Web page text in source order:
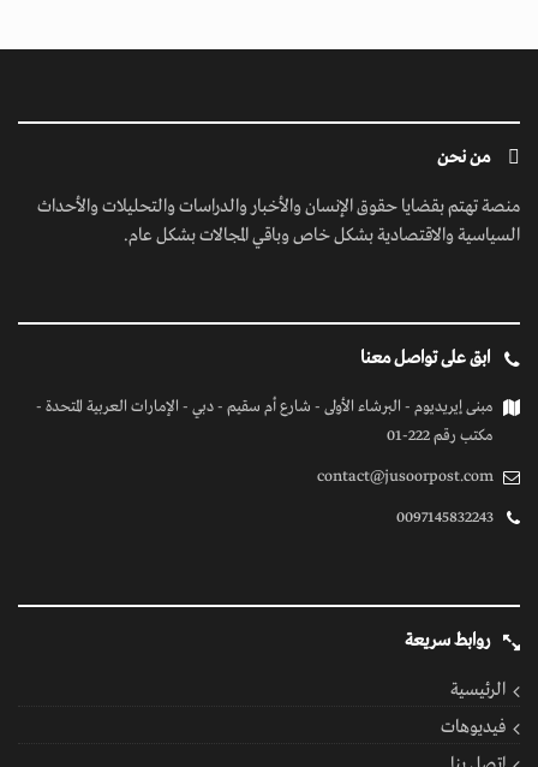
من نحن
منصة تهتم بقضايا حقوق الإنسان والأخبار والدراسات والتحليلات والأحداث
السياسية والاقتصادية بشكل خاص وباقي المجالات بشكل عام.
ابق على تواصل معنا
مبنى إيريديوم - البرشاء الأولى - شارع أم سقيم - دبي - الإمارات العربية المتحدة -
مكتب رقم 222-01
contact@jusoorpost.com
0097145832243
روابط سريعة
الرئيسية
فيديوهات